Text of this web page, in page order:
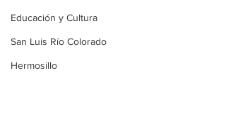
Educación y Cultura
San Luis Río Colorado
Hermosillo